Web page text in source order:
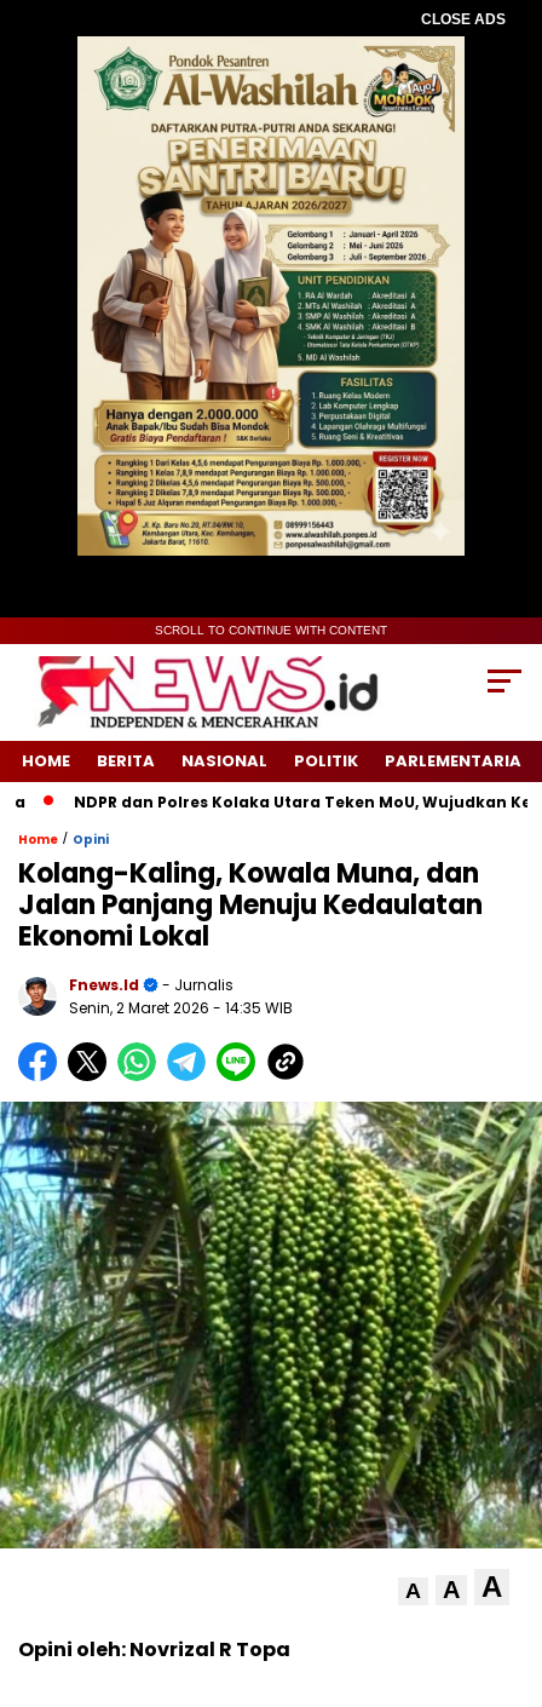
CLOSE ADS
SCROLL TO CONTINUE WITH CONTENT
HOME BERITA NASIONAL POLITIK PARLEMENTARIA
NDPR dan Polres Kolaka Utara Teken MoU, Wujudkan
Home / Opini
Kolang-Kaling, Kowala Muna, dan
Jalan Panjang Menuju Kedaulatan
Ekonomi Lokal
Fnews.id
- Jurnalis
Senin, 2 Maret 2026 - 14:35 WIB
A A A
Opini oleh: Novrizal R Topa